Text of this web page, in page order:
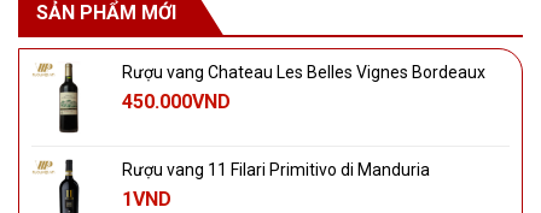
SẢN PHẨM MỚI
Rượu vang Chateau Les Belles Vignes Bordeaux
450.000VND
Rượu vang 11 Filari Primitivo di Manduria
1VND